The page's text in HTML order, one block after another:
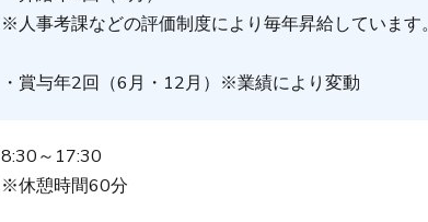
※人事考課などの評価制度により毎年昇給しています。
・賞与年2回（6月・12月）※業績により変動
8:30～17:30
※休憩時間60分